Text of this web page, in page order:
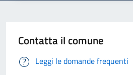
Contatta il comune
Leggi le domande frequenti